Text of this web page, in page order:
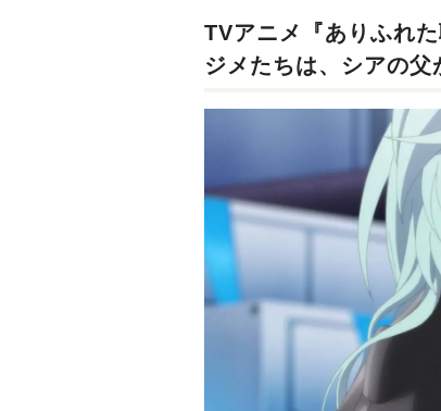
TVアニメ『ありふれ
ジメたちは、シアの